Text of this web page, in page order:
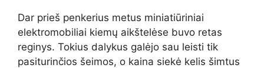
Dar prieš penkerius metus miniatiūriniai
elektromobiliai kiemų aikštelėse buvo retas
reginys. Tokius dalykus galėjo sau leisti tik
pasiturinčios šeimos, o kaina siekė kelis šimtus